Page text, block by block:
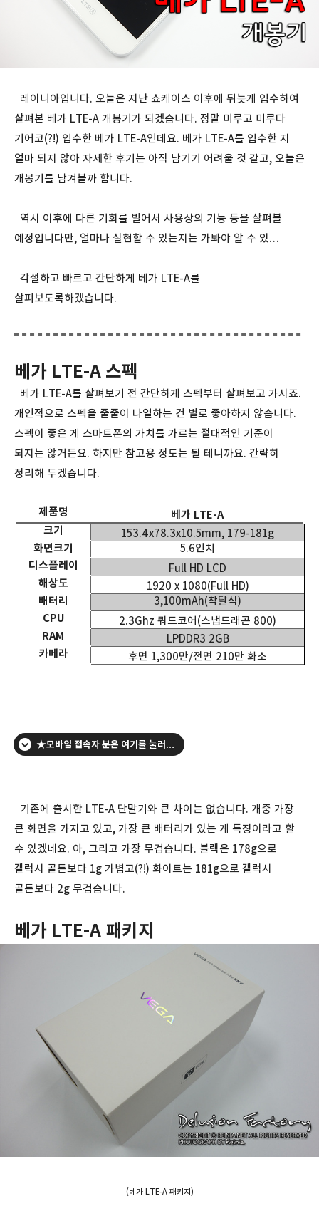
레이니아입니다. 오늘은 지난 쇼케이스 이후에 뒤늦게 입수하여
살펴본 베가 LTE-A 개봉기가 되겠습니다. 정말 미루고 미루다
기어코(?!) 입수한 베가 LTE-A인데요. 베가 LTE-A를 입수한 지
얼마 되지 않아 자세한 후기는 아직 남기기 어려울 것 같고, 오늘은
개봉기를 남겨볼까 합니다.
역시 이후에 다른 기회를 빌어서 사용상의 기능 등을 살펴볼
예정입니다만, 얼마나 실현할 수 있는지는 가봐야 알 수 있…
각설하고 빠르고 간단하게 베가 LTE-A를
살펴보도록하겠습니다.
베가 LTE-A 스펙
베가 LTE-A를 살펴보기 전 간단하게 스펙부터 살펴보고 가시죠.
개인적으로 스펙을 줄줄이 나열하는 건 별로 좋아하지 않습니다.
스펙이 좋은 게 스마트폰의 가치를 가르는 절대적인 기준이
되지는 않거든요. 하지만 참고용 정도는 될 테니까요. 간략히
정리해 두겠습니다.
제품명
베가 LTE-A
크기
153.4x78.3x10.5mm, 179-181g
화면크기
5.6인치
디스플레이
Full HD LCD
해상도
1920 x 1080(Full HD)
배터리
3,100mAh(착탈식)
CPU
2.3Ghz 쿼드코어(스냅드래곤 800)
RAM
LPDDR3 2GB
카메라
후면 1,300만/전면 210만 화소
★모바일 접속자 분은 여기를 눌러주세요.
기존에 출시한 LTE-A 단말기와 큰 차이는 없습니다. 개중 가장
큰 화면을 가지고 있고, 가장 큰 배터리가 있는 게 특징이라고 할
수 있겠네요. 아, 그리고 가장 무겁습니다. 블랙은 178g으로
갤럭시 골든보다 1g 가볍고(?!) 화이트는 181g으로 갤럭시
골든보다 2g 무겁습니다.
베가 LTE-A 패키지
(베가 LTE-A 패키지)